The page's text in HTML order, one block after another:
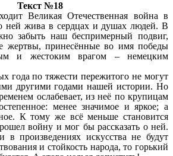
Текст №18
Великая Отечественная война в
ней жива в сердцах и душах людей. В
забыть наш беспримерный подвиг,
жертвы, принесённые во имя победы
и жестоким врагом – немецким
по тяжести пережитого не могут
другими годами нашей истории. Но
ослабевает, из неё по крупицам
менее значимое и яркое; а
К тому же всё меньше становится
войну и мог бы рассказать о ней.
в произведениях искусства не будут
и стойкость народа, то горький